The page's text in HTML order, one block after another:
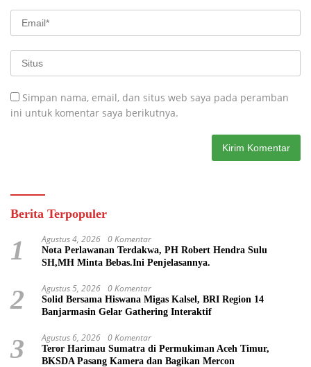
Simpan nama, email, dan situs web saya pada peramban
ini untuk komentar saya berikutnya.
Berita Terpopuler
1 Agustus 4, 2026 0 Komentar
Nota Perlawanan Terdakwa, PH Robert Hendra Sulu
SH,MH Minta Bebas.Ini Penjelasannya.
2 Agustus 5, 2026 0 Komentar
Solid Bersama Hiswana Migas Kalsel, BRI Region 14
Banjarmasin Gelar Gathering Interaktif
3 Agustus 6, 2026 0 Komentar
Teror Harimau Sumatra di Permukiman Aceh Timur,
BKSDA Pasang Kamera dan Bagikan Mercon